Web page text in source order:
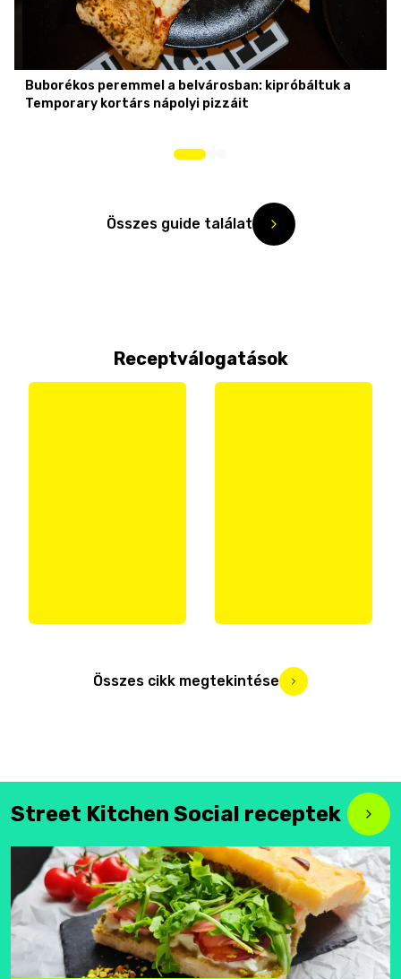
Buborékos peremmel a belvárosban: kipróbáltuk a
Temporary kortárs nápolyi pizzáit
Összes guide találat
Receptválogatások
Összes cikk megtekintése
Street Kitchen Social receptek